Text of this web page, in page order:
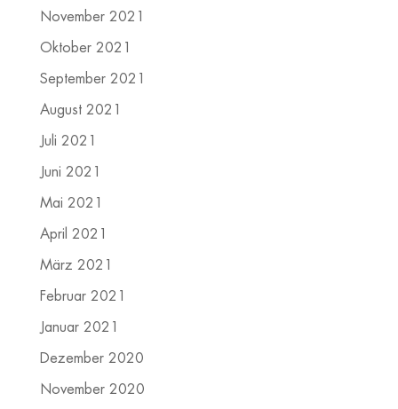
November 2021
Oktober 2021
September 2021
August 2021
Juli 2021
Juni 2021
Mai 2021
April 2021
März 2021
Februar 2021
Januar 2021
Dezember 2020
November 2020